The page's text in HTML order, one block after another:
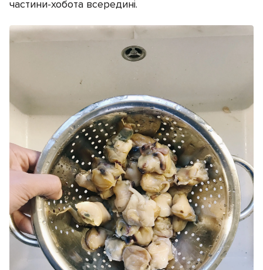
частини-хобота всередині.